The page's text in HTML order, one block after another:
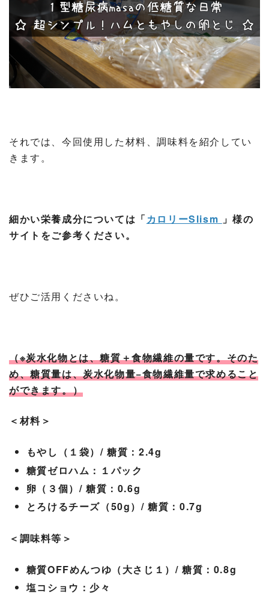
それでは、今回使用した材料、調味料を紹介してい
きます。
細かい栄養成分については「カロリーSlism 」様の
サイトをご参考ください。
ぜひご活用くださいね。
（※炭水化物とは、糖質＋食物繊維の量です。そのた
め、糖質量は、炭水化物量−食物繊維量で求めること
ができます。）
＜材料＞
もやし（１袋）/ 糖質：2.4g
糖質ゼロハム：１パック
卵（３個）/ 糖質：0.6g
とろけるチーズ（50g）/ 糖質：0.7g
＜調味料等＞
糖質OFFめんつゆ（大さじ１）/ 糖質：0.8g
塩コショウ：少々